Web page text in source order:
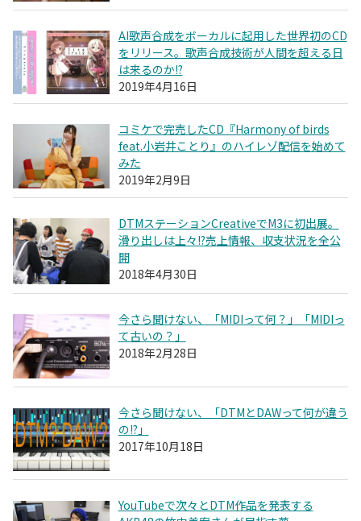
AI歌声合成をボーカルに起用した世界初のCD
をリリース。歌声合成技術が人間を超える日
は来るのか!?
2019年4月16日
コミケで完売したCD『Harmony of birds
feat.小岩井ことり』のハイレゾ配信を始めて
みた
2019年2月9日
DTMステーションCreativeでM3に初出展。
滑り出しは上々!?売上情報、収支状況を全公
開
2018年4月30日
今さら聞けない、「MIDIって何？」「MIDIっ
て古いの？」
2018年2月28日
今さら聞けない、「DTMとDAWって何が違う
の!?」
2017年10月18日
YouTubeで次々とDTM作品を発表する